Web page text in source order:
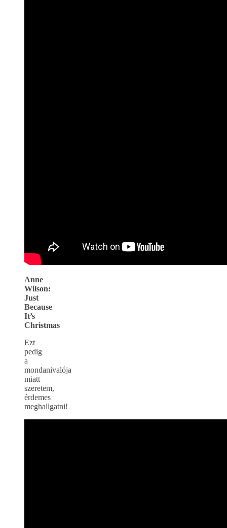
Anne
Wilson:
Just
Because
It’s
Christmas
Ezt
pedig
a
mondanivalója
miatt
szeretem,
érdemes
meghallgatni!